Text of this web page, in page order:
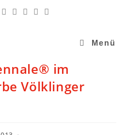
Menü
im
Völklinger